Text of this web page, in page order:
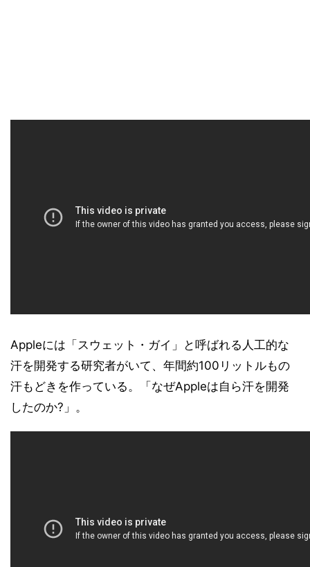
Appleには「スウェット・ガイ」と呼ばれる人工的な
汗を開発する研究者がいて、年間約100リットルもの
汗もどきを作っている。「なぜAppleは自ら汗を開発
したのか?」。